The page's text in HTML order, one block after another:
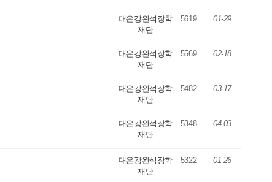
대은강완석장학
재단
5619 01-29
대은강완석장학
재단
5569 02-18
대은강완석장학
재단
5482 03-17
대은강완석장학
재단
5348 04-03
대은강완석장학
재단
5322 01-26